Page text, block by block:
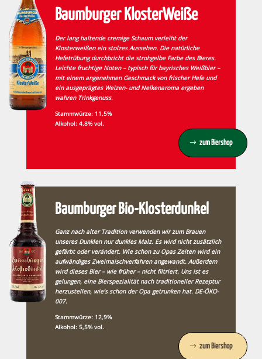
Baumburger KlosterWeiße
Der lang haltende cremige Schaum verleiht der
Klosterweißen ein stolzes Aussehen. Die natürliche
Hefetrübung durchbricht die strohgelbe Farbe des Bieres.
Leichte fruchtige Noten – typisch für bayrisches Weißbier –
mit einem angenehmen Geschmack von frischer Hefe und
ein ausgeprägtes Weizen- und Nelkenaroma ergeben
wahren Trinkgenuss.
Stammwürze: 11,5%
Alkohol: 4,8% vol.
zum Biershop
Baumburger Bio-Klosterdunkel
Ganz nach alter Tradition verwenden wir zum Brauen
unseres Dunklen nur dunkles Malz. Es wird nicht zusätzlich
gefärbt oder verändert. Wie schon zu Opas Zeiten wird ein
aufwändiges Zweimaischverfahren angewandt. Außerdem
wird dieses Bier – wie früher – nicht filtriert. Uns ist es
gelungen, eine Bierspezialität nach traditioneller Rezeptur
herzustellen, wie’s schon der Opa getrunken hat. DE-ÖKO-
007.
Stammwürze: 12,9%
Alkohol: 5,5% vol.
zum Biershop